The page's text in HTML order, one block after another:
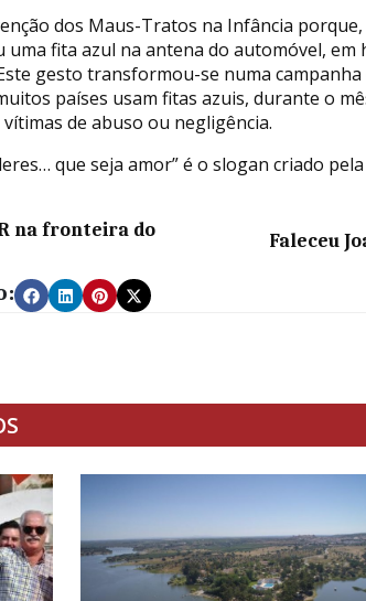
dos Maus-Tratos na Infância
uma fita azul na antena do automóvel, em
gesto transformou-se numa campanha
países usam fitas azuis, durante o
de abuso ou negligência.
que seja amor” é o slogan criado
na fronteira do
Faleceu